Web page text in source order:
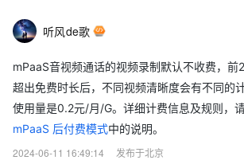
听风de歌
mPaaS音视频通话的视频录制默认不收费，前
超出免费时长后，不同视频清晰度会有不同的
使用量是0.2元/月/G。详细计费信息及规则，
mPaaS 后付费模式中的说明。
2024-06-11 16:49:14
发布于北京